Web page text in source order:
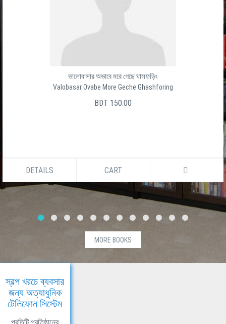
ভালোবাসার অভাবে মরে গেছে ঘাসফড়িং
Valobasar Ovabe More Geche Ghashforing
BDT 150.00
DETAILS CART
MORE BOOKS
স্বল্প খরচে ব্যবসার
জন্য অত্যাধুনিক
টেলিফোন সিস্টেম